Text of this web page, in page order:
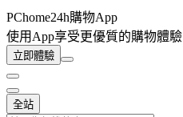
PChome24h購物App
使用App享受更優質的購物體驗
立即體驗
全站